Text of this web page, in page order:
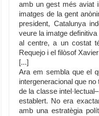
amb un gest més aviat
imatges de la gent
president, Catalunya
veure la imatge
al centre, a un costat
Requejo i el filòsof
[...]
Ara em sembla que el
intergeneracional que
de la classe
establert. No era
amb una estratègia